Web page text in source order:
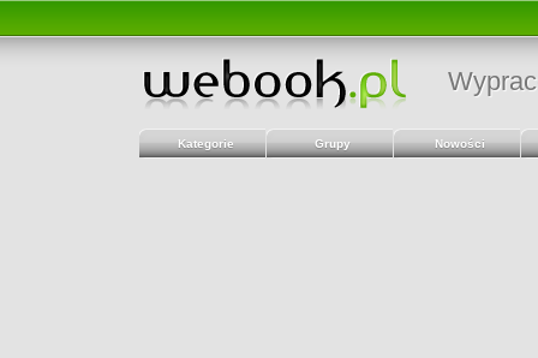
Kategorie Grupy Nowości